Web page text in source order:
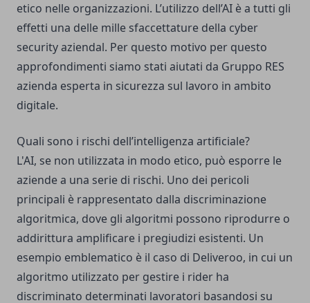
etico nelle organizzazioni. L’utilizzo dell’AI è a tutti gli
effetti una delle mille sfaccettature della cyber
security aziendal. Per questo motivo per questo
approfondimenti siamo stati aiutati da Gruppo RES
azienda esperta in sicurezza sul lavoro in ambito
digitale.
Quali sono i rischi dell’intelligenza artificiale?
L'AI, se non utilizzata in modo etico, può esporre le
aziende a una serie di rischi. Uno dei pericoli
principali è rappresentato dalla discriminazione
algoritmica, dove gli algoritmi possono riprodurre o
addirittura amplificare i pregiudizi esistenti. Un
esempio emblematico è il caso di Deliveroo, in cui un
algoritmo utilizzato per gestire i rider ha
discriminato determinati lavoratori basandosi su